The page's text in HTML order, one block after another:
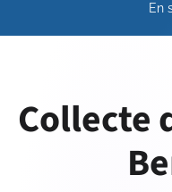
En
Collecte